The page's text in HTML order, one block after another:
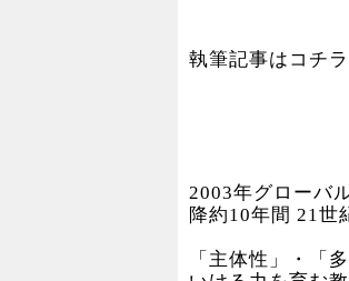
執筆記事はコチラ
2003年グローバ
降約10年間 21世
「主体性」・「